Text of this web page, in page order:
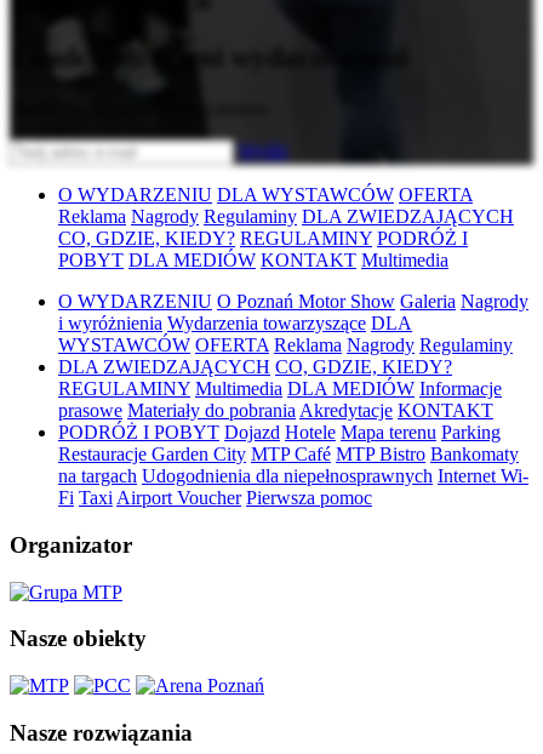
z nadchodzącymi wydarzeniami
Wyślij
O WYDARZENIU DLA WYSTAWCÓW OFERTA
Reklama Nagrody Regulaminy DLA ZWIEDZAJĄCYCH
CO, GDZIE, KIEDY? REGULAMINY PODRÓŻ I
POBYT DLA MEDIÓW KONTAKT Multimedia
O WYDARZENIU O Poznań Motor Show Galeria Nagrody
i wyróżnienia Wydarzenia towarzyszące DLA
WYSTAWCÓW OFERTA Reklama Nagrody Regulaminy
DLA ZWIEDZAJĄCYCH CO, GDZIE, KIEDY?
REGULAMINY Multimedia DLA MEDIÓW Informacje
prasowe Materiały do pobrania Akredytacje KONTAKT
PODRÓŻ I POBYT Dojazd Hotele Mapa terenu Parking
Restauracje Garden City MTP Café MTP Bistro Bankomaty
na targach Udogodnienia dla niepełnosprawnych Internet Wi-
Fi Taxi Airport Voucher Pierwsza pomoc
Organizator
Nasze obiekty
Nasze rozwiązania